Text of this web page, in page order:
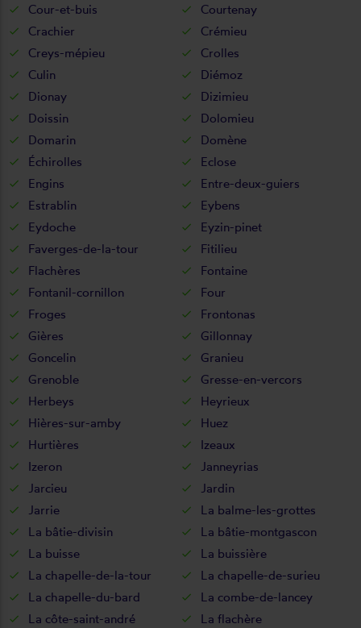
Cour-et-buis
Courtenay
Crachier
Crémieu
Creys-mépieu
Crolles
Culin
Diémoz
Dionay
Dizimieu
Doissin
Dolomieu
Domarin
Domène
Échirolles
Eclose
Engins
Entre-deux-guiers
Estrablin
Eybens
Eydoche
Eyzin-pinet
Faverges-de-la-tour
Fitilieu
Flachères
Fontaine
Fontanil-cornillon
Four
Froges
Frontonas
Gières
Gillonnay
Goncelin
Granieu
Grenoble
Gresse-en-vercors
Herbeys
Heyrieux
Hières-sur-amby
Huez
Hurtières
Izeaux
Izeron
Janneyrias
Jarcieu
Jardin
Jarrie
La balme-les-grottes
La bâtie-divisin
La bâtie-montgascon
La buisse
La buissière
La chapelle-de-la-tour
La chapelle-de-surieu
La chapelle-du-bard
La combe-de-lancey
La côte-saint-andré
La flachère